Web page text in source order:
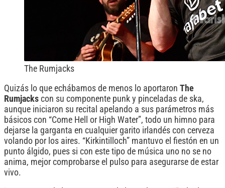
The Rumjacks
Quizás lo que echábamos de menos lo aportaron The
Rumjacks con su componente punk y pinceladas de ska,
aunque iniciaron su recital apelando a sus parámetros más
básicos con “Come Hell or High Water”, todo un himno para
dejarse la garganta en cualquier garito irlandés con cerveza
volando por los aires. “Kirkintilloch” mantuvo el fiestón en un
punto álgido, pues si con este tipo de música uno no se no
anima, mejor comprobarse el pulso para asegurarse de estar
vivo.